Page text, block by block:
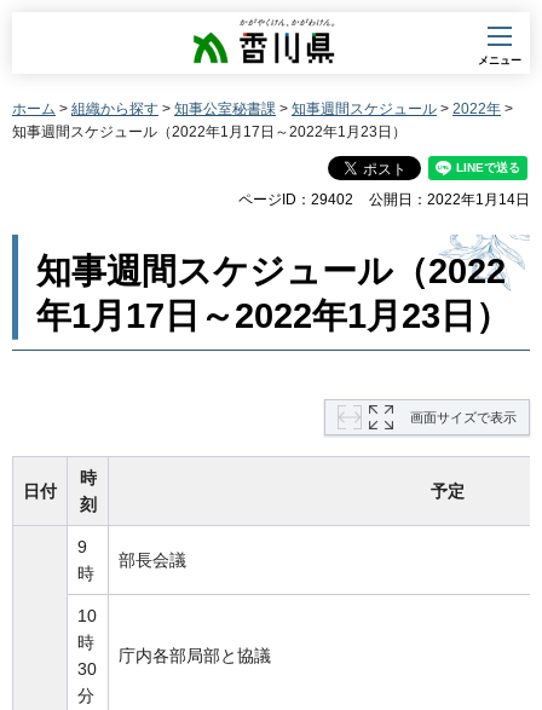
香川県
メニュー
ホーム > 組織から探す > 知事公室秘書課 > 知事週間スケジュール > 2022年 >
知事週間スケジュール（2022年1月17日～2022年1月23日）
ページID：29402 公開日：2022年1月14日
知事週間スケジュール（2022
年1月17日～2022年1月23日）
画面サイズで表示
日付
時
刻
予定
9
時
部長会議
10
時
30
分
庁内各部局部と協議